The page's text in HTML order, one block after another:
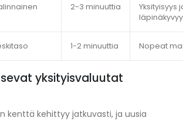
2-3 minuuttia
Yksityisyys
1-2 minuuttia Nopeat
yksityisvaluutat
kenttä kehittyy jatkuvasti, ja uusia